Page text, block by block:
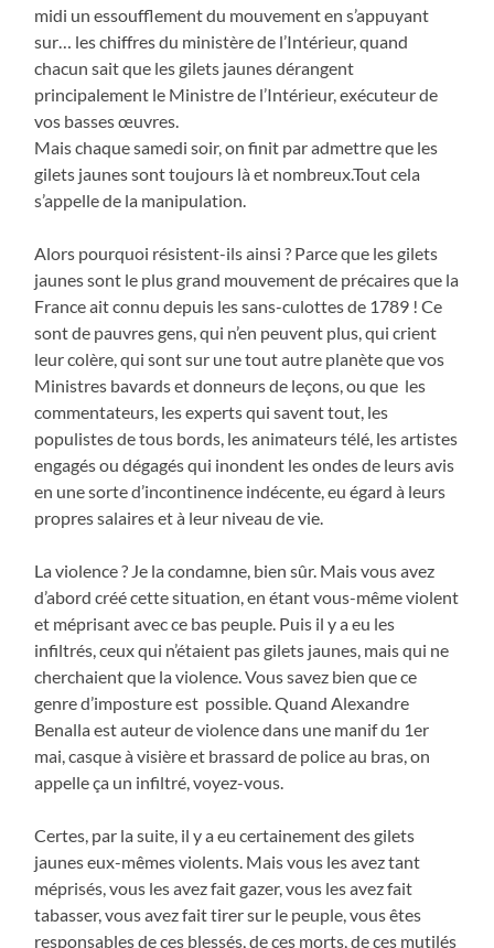
midi un essoufflement du mouvement en s’appuyant
sur… les chiffres du ministère de l’Intérieur, quand
chacun sait que les gilets jaunes dérangent
principalement le Ministre de l’Intérieur, exécuteur de
vos basses œuvres.
Mais chaque samedi soir, on finit par admettre que les
gilets jaunes sont toujours là et nombreux.Tout cela
s’appelle de la manipulation.
Alors pourquoi résistent-ils ainsi ? Parce que les gilets
jaunes sont le plus grand mouvement de précaires que la
France ait connu depuis les sans-culottes de 1789 ! Ce
sont de pauvres gens, qui n’en peuvent plus, qui crient
leur colère, qui sont sur une tout autre planète que vos
Ministres bavards et donneurs de leçons, ou que les
commentateurs, les experts qui savent tout, les
populistes de tous bords, les animateurs télé, les artistes
engagés ou dégagés qui inondent les ondes de leurs avis
en une sorte d’incontinence indécente, eu égard à leurs
propres salaires et à leur niveau de vie.
La violence ? Je la condamne, bien sûr. Mais vous avez
d’abord créé cette situation, en étant vous-même violent
et méprisant avec ce bas peuple. Puis il y a eu les
infiltrés, ceux qui n’étaient pas gilets jaunes, mais qui ne
cherchaient que la violence. Vous savez bien que ce
genre d’imposture est possible. Quand Alexandre
Benalla est auteur de violence dans une manif du 1er
mai, casque à visière et brassard de police au bras, on
appelle ça un infiltré, voyez-vous.
Certes, par la suite, il y a eu certainement des gilets
jaunes eux-mêmes violents. Mais vous les avez tant
méprisés, vous les avez fait gazer, vous les avez fait
tabasser, vous avez fait tirer sur le peuple, vous êtes
responsables de ces blessés, de ces morts, de ces mutilés